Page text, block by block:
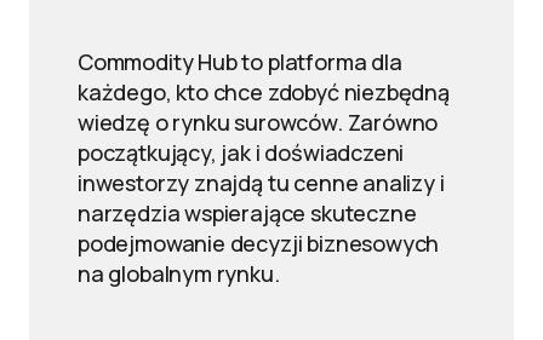
Commodity Hub to platforma dla
każdego, kto chce zdobyć niezbędną
wiedzę o rynku surowców. Zarówno
początkujący, jak i doświadczeni
inwestorzy znajdą tu cenne analizy i
narzędzia wspierające skuteczne
podejmowanie decyzji biznesowych
na globalnym rynku.